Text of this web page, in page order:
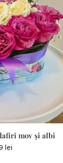
mov și albi
lei